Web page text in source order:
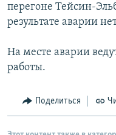
Все сайты РСЕ/РС
перегоне Тейсин-
результате аварии
На месте аварии
работы.
Поделиться